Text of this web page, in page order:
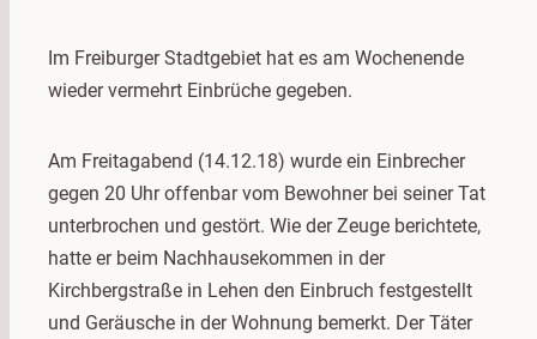
Im Freiburger Stadtgebiet hat es am Wochenende
wieder vermehrt Einbrüche gegeben.
Am Freitagabend (14.12.18) wurde ein Einbrecher
gegen 20 Uhr offenbar vom Bewohner bei seiner Tat
unterbrochen und gestört. Wie der Zeuge berichtete,
hatte er beim Nachhausekommen in der
Kirchbergstraße in Lehen den Einbruch festgestellt
und Geräusche in der Wohnung bemerkt. Der Täter